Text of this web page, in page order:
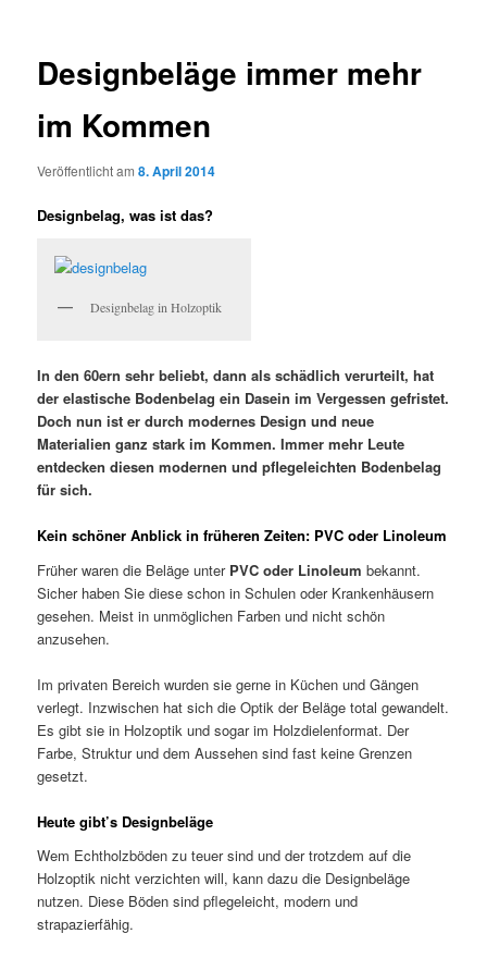
Designbeläge immer mehr
im Kommen
Veröffentlicht am8. April 2014
Designbelag, was ist das?
Designbelag in Holzoptik
In den 60ern sehr beliebt, dann als schädlich verurteilt, hat
der elastische Bodenbelag ein Dasein im Vergessen gefristet.
Doch nun ist er durch modernes Design und neue
Materialien ganz stark im Kommen. Immer mehr Leute
entdecken diesen modernen und pflegeleichten Bodenbelag
für sich.
Kein schöner Anblick in früheren Zeiten: PVC oder Linoleum
Früher waren die Beläge unter PVC oder Linoleum bekannt.
Sicher haben Sie diese schon in Schulen oder Krankenhäusern
gesehen. Meist in unmöglichen Farben und nicht schön
anzusehen.
Im privaten Bereich wurden sie gerne in Küchen und Gängen
verlegt. Inzwischen hat sich die Optik der Beläge total gewandelt.
Es gibt sie in Holzoptik und sogar im Holzdielenformat. Der
Farbe, Struktur und dem Aussehen sind fast keine Grenzen
gesetzt.
Heute gibt’s Designbeläge
Wem Echtholzböden zu teuer sind und der trotzdem auf die
Holzoptik nicht verzichten will, kann dazu die Designbeläge
nutzen. Diese Böden sind pflegeleicht, modern und
strapazierfähig.